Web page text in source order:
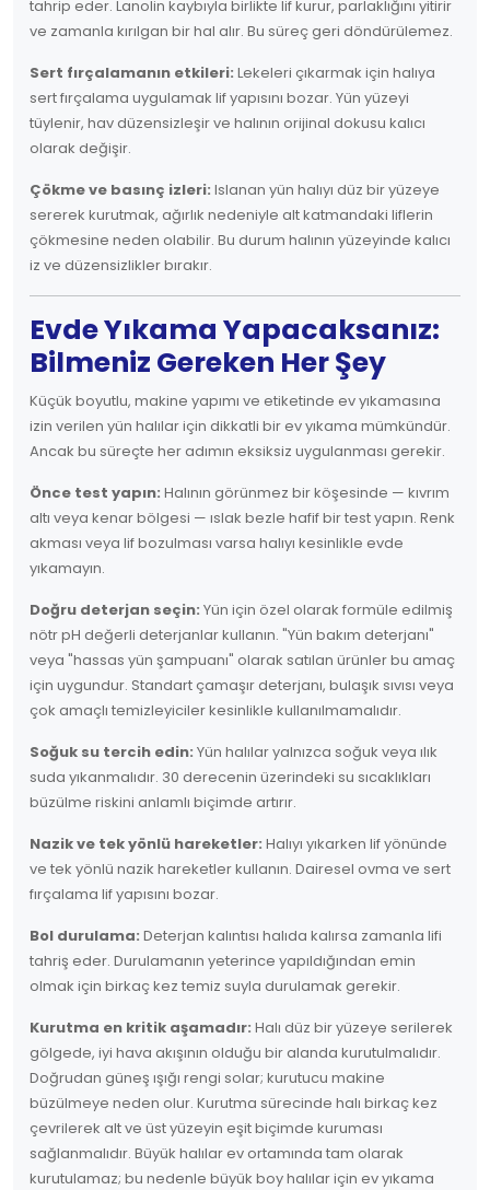
tahrip eder. Lanolin kaybıyla birlikte lif kurur, parlaklığını yitirir
ve zamanla kırılgan bir hal alır. Bu süreç geri döndürülemez.
Sert fırçalamanın etkileri: Lekeleri çıkarmak için halıya
sert fırçalama uygulamak lif yapısını bozar. Yün yüzeyi
tüylenir, hav düzensizleşir ve halının orijinal dokusu kalıcı
olarak değişir.
Çökme ve basınç izleri: Islanan yün halıyı düz bir yüzeye
sererek kurutmak, ağırlık nedeniyle alt katmandaki liflerin
çökmesine neden olabilir. Bu durum halının yüzeyinde kalıcı
iz ve düzensizlikler bırakır.
Evde Yıkama Yapacaksanız:
Bilmeniz Gereken Her Şey
Küçük boyutlu, makine yapımı ve etiketinde ev yıkamasına
izin verilen yün halılar için dikkatli bir ev yıkama mümkündür.
Ancak bu süreçte her adımın eksiksiz uygulanması gerekir.
Önce test yapın: Halının görünmez bir köşesinde — kıvrım
altı veya kenar bölgesi — ıslak bezle hafif bir test yapın. Renk
akması veya lif bozulması varsa halıyı kesinlikle evde
yıkamayın.
Doğru deterjan seçin: Yün için özel olarak formüle edilmiş
nötr pH değerli deterjanlar kullanın. "Yün bakım deterjanı"
veya "hassas yün şampuanı" olarak satılan ürünler bu amaç
için uygundur. Standart çamaşır deterjanı, bulaşık sıvısı veya
çok amaçlı temizleyiciler kesinlikle kullanılmamalıdır.
Soğuk su tercih edin: Yün halılar yalnızca soğuk veya ılık
suda yıkanmalıdır. 30 derecenin üzerindeki su sıcaklıkları
büzülme riskini anlamlı biçimde artırır.
Nazik ve tek yönlü hareketler: Halıyı yıkarken lif yönünde
ve tek yönlü nazik hareketler kullanın. Dairesel ovma ve sert
fırçalama lif yapısını bozar.
Bol durulama: Deterjan kalıntısı halıda kalırsa zamanla lifi
tahriş eder. Durulamanın yeterince yapıldığından emin
olmak için birkaç kez temiz suyla durulamak gerekir.
Kurutma en kritik aşamadır: Halı düz bir yüzeye serilerek
gölgede, iyi hava akışının olduğu bir alanda kurutulmalıdır.
Doğrudan güneş ışığı rengi solar; kurutucu makine
büzülmeye neden olur. Kurutma sürecinde halı birkaç kez
çevrilerek alt ve üst yüzeyin eşit biçimde kuruması
sağlanmalıdır. Büyük halılar ev ortamında tam olarak
kurutulamaz; bu nedenle büyük boy halılar için ev yıkama